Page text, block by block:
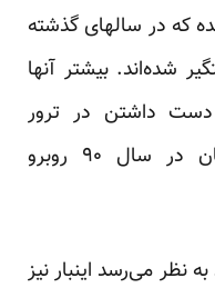
که در سالهای گذشته
شده‌اند. بیشتر آنها
دست داشتن در ترور
روحانیون سنی مذهب کردستان در سال ۹۰ روبرو
نظر می‌رسد اینبار نیز